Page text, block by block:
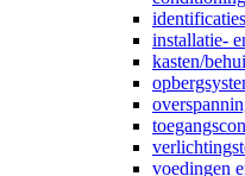
installatie-
kasten/
voedingen